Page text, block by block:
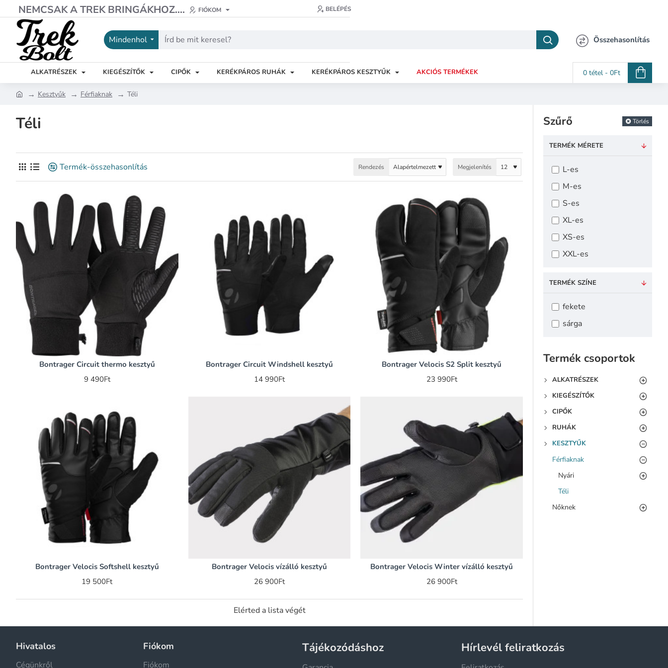
NEMCSAK A TREK BRINGÁKHOZ.... FIÓKOM BELÉPÉS
Mindenhol
Írd
mit
keresel?
Összehasonlítás
ALKATRÉSZEK KIEGÉSZÍTŐK CIPŐK KERÉKPÁROS RUHÁK KERÉKPÁROS KESZTYŰK AKCIÓS TERMÉKEK 0 tétel - 0Ft
m
Kesztyűk Férfiaknak Téli
Téli
Termék-összehasonlítás Rendezés Megjelenítés
Bontrager Circuit thermo kesztyű
9 490Ft
Bontrager Circuit Windshell kesztyű
14 990Ft
Bontrager Velocis S2 Split kesztyű
23 990Ft
Bontrager Velocis Softshell kesztyű
19 500Ft
Bontrager Velocis vízálló kesztyű
26 900Ft
Bontrager Velocis Winter vízálló kesztyű
26 900Ft
Elérted a lista végét
Szűrő Törlés
TERMÉK MÉRETE
L-es
M-es
S-es
XL-es
XS-es
XXL-es
TERMÉK SZÍNE
fekete
sárga
Termék csoportok
ALKATRÉSZEK
KIEGÉSZÍTŐK
CIPŐK
RUHÁK
KESZTYŰK
Férfiaknak
Nyári
Téli
Nőknek
Hivatalos
Cégünkről
Fiókom
Fiókom
Tájékozódáshoz Hírlevél feliratkozás